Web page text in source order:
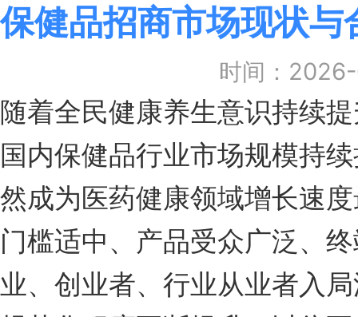
保健品招商市场现状与
时间：
随着全民健康养生意识持续
国内保健品行业市场规模持
然成为医药健康领域增长速
门槛适中、产品受众广泛、
业、创业者、行业从业者入